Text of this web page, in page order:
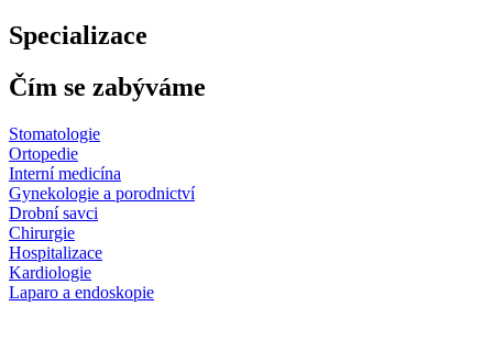
Specializace
Čím se zabýváme
Stomatologie
Ortopedie
Interní medicína
Gynekologie a porodnictví
Drobní savci
Chirurgie
Hospitalizace
Kardiologie
Laparo a endoskopie